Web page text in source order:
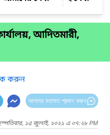
আদিতমারী,
করুন
আপনার মতামত প্রদান করুন
১৫ জুলাই, ২০২১ এ ০৭:২৮ PM